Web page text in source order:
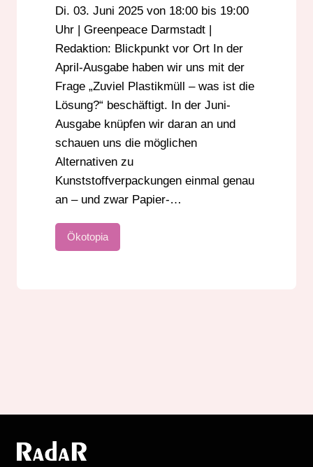
Di. 03. Juni 2025 von 18:00 bis 19:00
Uhr | Greenpeace Darmstadt |
Redaktion: Blickpunkt vor Ort In der
April-Ausgabe haben wir uns mit der
Frage „Zuviel Plastikmüll – was ist die
Lösung?“ beschäftigt. In der Juni-
Ausgabe knüpfen wir daran an und
schauen uns die möglichen
Alternativen zu
Kunststoffverpackungen einmal genau
an – und zwar Papier-…
Ökotopia